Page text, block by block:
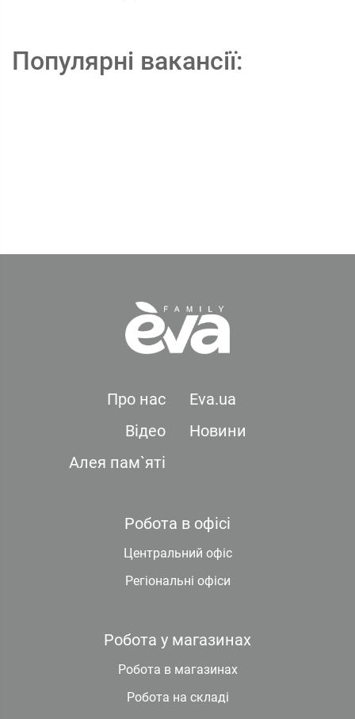
Популярні вакансії:
Про нас
Eva.ua
Відео
Новини
Алея пам`яті
Робота в офісі
Центральний офіс
Регіональні офіси
Робота у магазинах
Робота в магазинах
Робота на складі